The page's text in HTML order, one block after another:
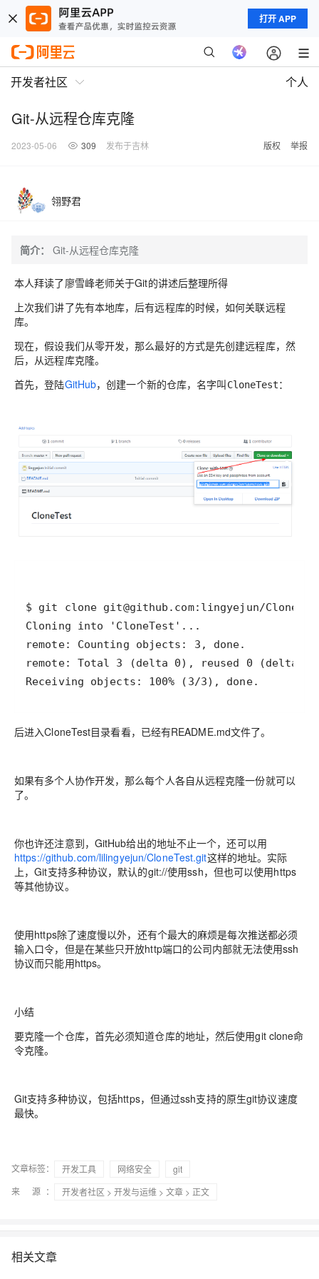
打开 APP
开发者社区 个人
Git-从远程仓库克隆
2023-05-06 309 发布于吉林 版权 举报
翎野君
简介： Git-从远程仓库克隆
本人拜读了廖雪峰老师关于Git的讲述后整理所得
上次我们讲了先有本地库，后有远程库的时候，如何关联远程
库。
现在，假设我们从零开发，那么最好的方式是先创建远程库，然
后，从远程库克隆。
首先，登陆GitHub，创建一个新的仓库，名字叫CloneTest：
后进入CloneTest目录看看，已经有README.md文件了。
如果有多个人协作开发，那么每个人各自从远程克隆一份就可以
了。
你也许还注意到，GitHub给出的地址不止一个，还可以用
https://github.com/lilingyejun/CloneTest.git这样的地址。实际
上，Git支持多种协议，默认的git://使用ssh，但也可以使用https
等其他协议。
使用https除了速度慢以外，还有个最大的麻烦是每次推送都必须
输入口令，但是在某些只开放http端口的公司内部就无法使用ssh
协议而只能用https。
小结
要克隆一个仓库，首先必须知道仓库的地址，然后使用git clone命
令克隆。
Git支持多种协议，包括https，但通过ssh支持的原生git协议速度
最快。
文章标签： 开发工具 网络安全
git
来 源：
开发者社区 > 开发与运维 > 文章 > 正文
相关文章